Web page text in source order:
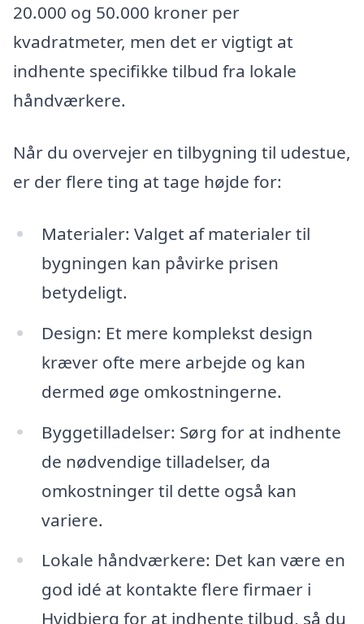
20.000 og 50.000 kroner per
kvadratmeter, men det er vigtigt at
indhente specifikke tilbud fra lokale
håndværkere.
Når du overvejer en tilbygning til udestue,
er der flere ting at tage højde for:
Materialer: Valget af materialer til
bygningen kan påvirke prisen
betydeligt.
Design: Et mere komplekst design
kræver ofte mere arbejde og kan
dermed øge omkostningerne.
Byggetilladelser: Sørg for at indhente
de nødvendige tilladelser, da
omkostninger til dette også kan
variere.
Lokale håndværkere: Det kan være en
god idé at kontakte flere firmaer i
Hvidbjerg for at indhente tilbud, så du